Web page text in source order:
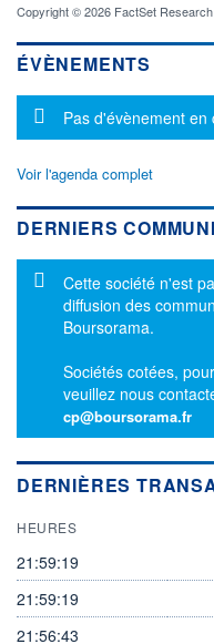
Copyright © 2026 FactSet
ÉVÈNEMENTS
Message
Pas d'évènement en
Voir l'agenda complet
DERNIERS
Message
Cette société n'est
diffusion des
Boursorama.
Sociétés cotées,
veuillez nous
cp@boursorama.fr
DERNIÈRES
HEURES
21:59:19
21:59:19
21:56:43